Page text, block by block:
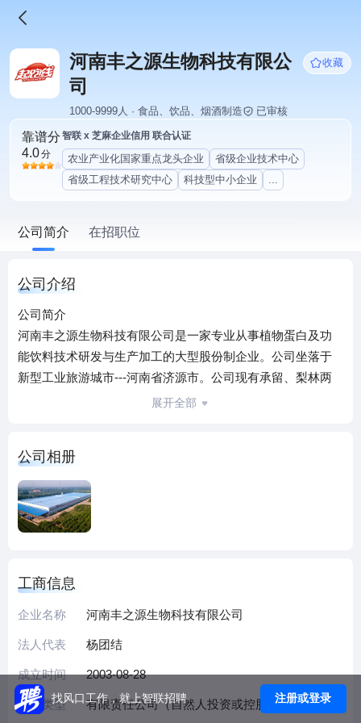
河南丰之源生物科技有限公
司
收藏
1000-9999人 · 食品、饮品、烟酒制造 已审核
靠谱分
4.0分
智联 x 芝麻企业信用 联合认证
农业产业化国家重点龙头企业
省级企业技术中心
省级工程技术研究中心
科技型中小企业 ...
公司简介 在招职位
公司介绍
公司简介
河南丰之源生物科技有限公司是一家专业从事植物蛋白及功
能饮料技术研发与生产加工的大型股份制企业。公司坐落于
新型工业旅游城市---河南省济源市。公司现有承留、梨林两
个工厂及海口丰之源三个子公司。经过数十年的发展，河南
海口丰之源饮料有限公司是河南丰之源生物科技有限公司旗
下的全资子公司，专业从事“近水”饮料、植物饮料的研发和推
广，海口丰之源是“近水”饮料的开创者和领导品牌，主推产品
海口丰之源饮料有限公司是河南丰之源生物科技有限公司旗
下的全资子公司，专业从事“近水”饮料、植物饮料的研发和推
有全新概念近水饮料天然椰子水、海盐柠檬水以及粗粮果饮
等完全自主知识产权的差异化产品。
海口丰之源郑州办事处位于郑州市河南电子商务孵化基地，
是创新型“互联网+”模式的饮料企业，母公司河南丰之源生物
展开全部
公司相册
工商信息
企业名称 河南丰之源生物科技有限公司
法人代表 杨团结
成立时间 2003-08-28
企业类型 有限责任公司（自然人投资或控股）
找风口工作，就上智联招聘 注册或登录